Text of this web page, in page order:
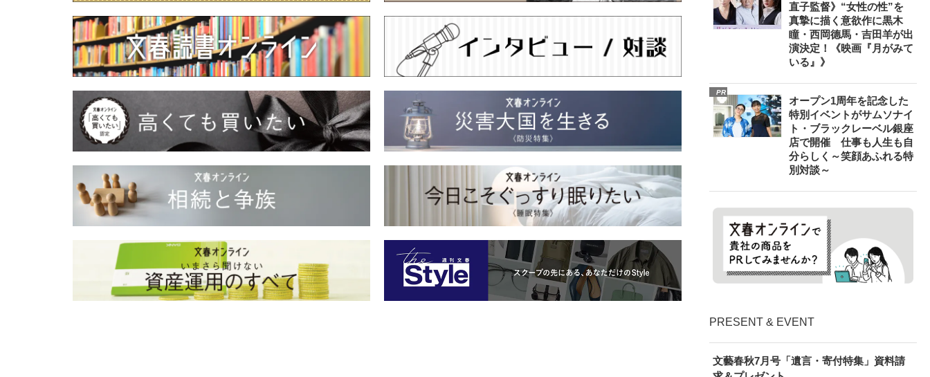
直子監督》“女性の性”を
真摯に描く意欲作に黒木
瞳・西岡德馬・吉田羊が出
演決定！《映画『月がみて
いる』》
PR
オープン1周年を記念した
特別イベントがサムソナイ
ト・ブラックレーベル銀座
店で開催 仕事も人生も自
分らしく～笑顔あふれる特
別対談～
PRESENT & EVENT
文藝春秋7月号「遺言・寄付特集」資料請